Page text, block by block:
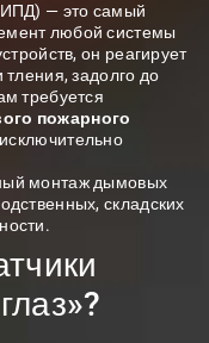
— это самый
любой системы
он реагирует
задолго до
требуется
пожарного
монтаж дымовых
складских